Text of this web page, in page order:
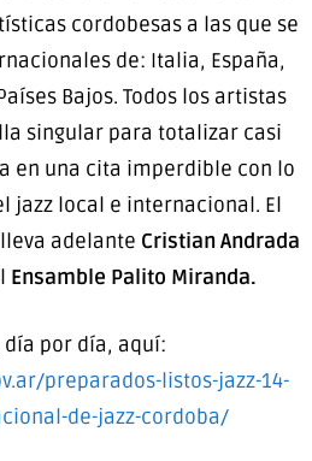
cordobesas a las que se
de: Italia, España,
Bajos. Todos los artistas
singular para totalizar casi
en una cita imperdible con lo
jazz local e internacional. El
adelante Cristian Andrada
Ensamble Palito Miranda.
día por día, aquí:
preparados-listos-jazz-14-
de-jazz-cordoba/